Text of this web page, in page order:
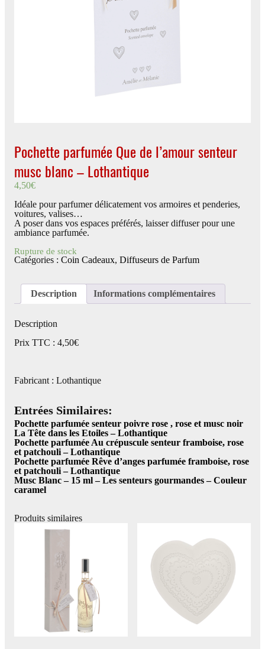
Pochette parfumée Que de l’amour senteur
musc blanc – Lothantique
4,50€
Idéale pour parfumer délicatement vos armoires et penderies,
voitures, valises…
A poser dans vos espaces préférés, laisser diffuser pour une
ambiance parfumée.
Rupture de stock
Catégories : Coin Cadeaux, Diffuseurs de Parfum
Description Informations complémentaires
Description
Prix TTC : 4,50€
Fabricant : Lothantique
Entrées Similaires:
Pochette parfumée senteur poivre rose , rose et musc noir
La Tête dans les Etoiles – Lothantique
Pochette parfumée Au crépuscule senteur framboise, rose
et patchouli – Lothantique
Pochette parfumée Rêve d’anges parfumée framboise, rose
et patchouli – Lothantique
Musc Blanc – 15 ml – Les senteurs gourmandes – Couleur
caramel
Produits similaires